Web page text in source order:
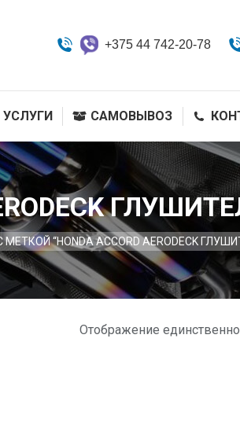
+375 44 742-20-78
УСЛУГИ САМОВЫВОЗ
“HONDA ACCORD AERODECK
Отображение